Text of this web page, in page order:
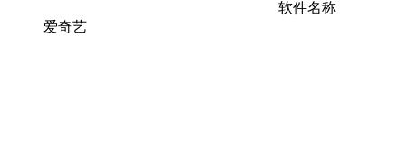
软件名称
爱奇艺